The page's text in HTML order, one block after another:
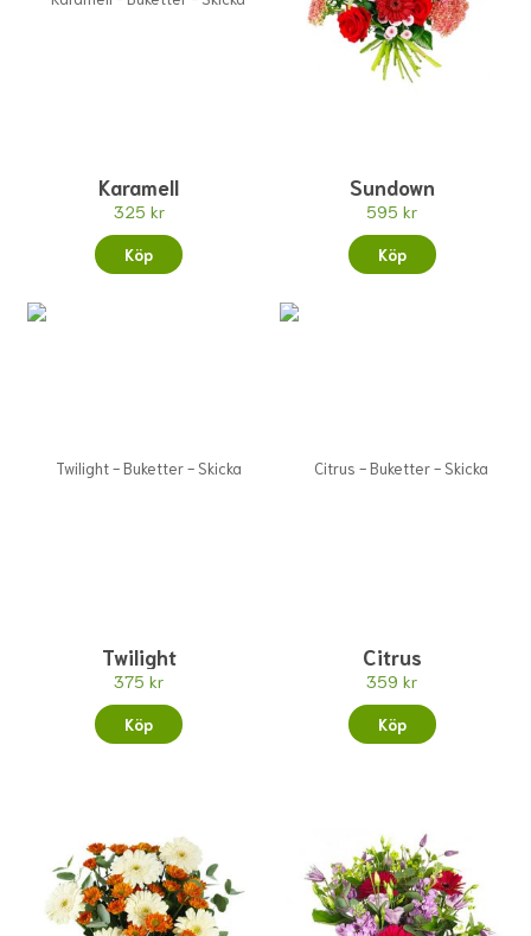
Karamell
325 kr
Köp
Sundown
595 kr
Köp
Twilight
375 kr
Köp
Citrus
359 kr
Köp